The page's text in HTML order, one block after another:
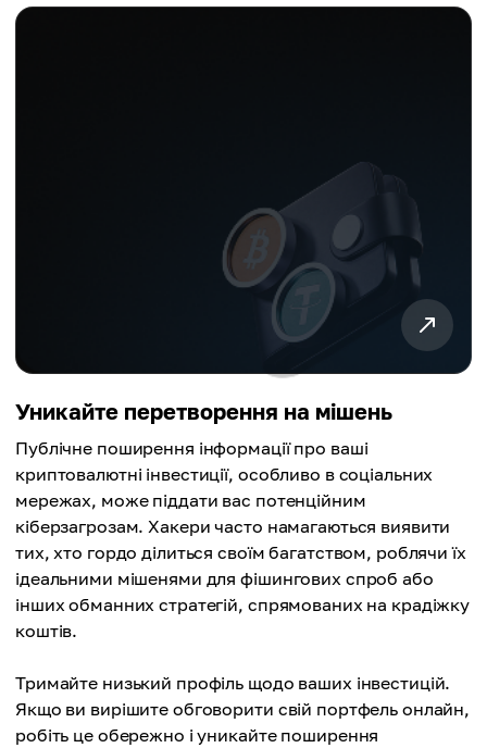
Уникайте перетворення на мішень
Публічне поширення інформації про ваші
криптовалютні інвестиції, особливо в соціальних
мережах, може піддати вас потенційним
кіберзагрозам. Хакери часто намагаються виявити
тих, хто гордо ділиться своїм багатством, роблячи їх
ідеальними мішенями для фішингових спроб або
інших обманних стратегій, спрямованих на крадіжку
коштів.
Тримайте низький профіль щодо ваших інвестицій.
Якщо ви вирішите обговорити свій портфель онлайн,
робіть це обережно і уникайте поширення